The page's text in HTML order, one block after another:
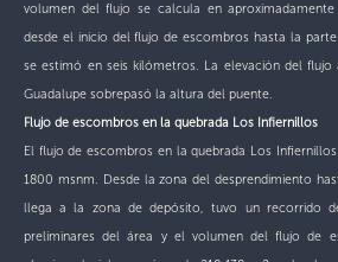
volumen del flujo se calcula en
desde el inicio del flujo de escombros hasta la
se estimó en seis kilómetros. La elevación del
Guadalupe sobrepasó la altura del puente.
Flujo de escombros en la quebrada Los Infiernillos
El flujo de escombros en la quebrada Los
1800 msnm. Desde la zona del desprendimiento
llega a la zona de depósito, tuvo un recorrido
preliminares del área y el volumen del flujo de